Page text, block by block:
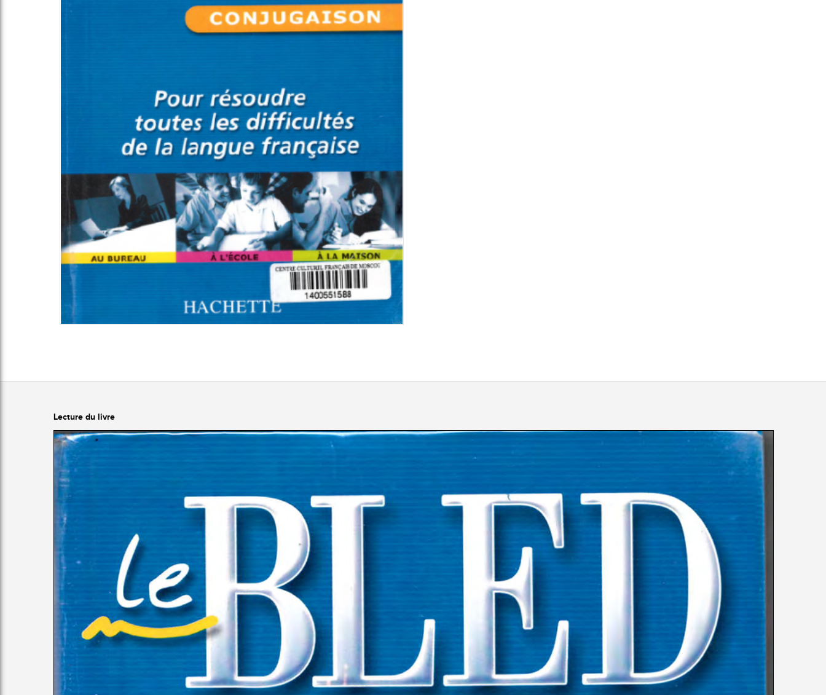
Lecture du livre